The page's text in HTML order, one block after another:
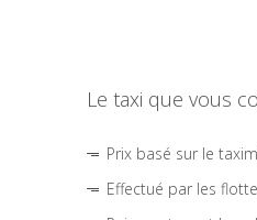
Le taxi que vous
Prix basé sur le
Effectué par les